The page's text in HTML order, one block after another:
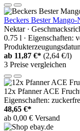
Beckers Bester
Nektar ·
0.75 l · Eigenschaften:
ab 11,87 €* (2,64 €/l)
3 Preise vergleichen
12x Pfanner ACE
Eigenschaften:
48,65 €*
ab 0,00 € Versand